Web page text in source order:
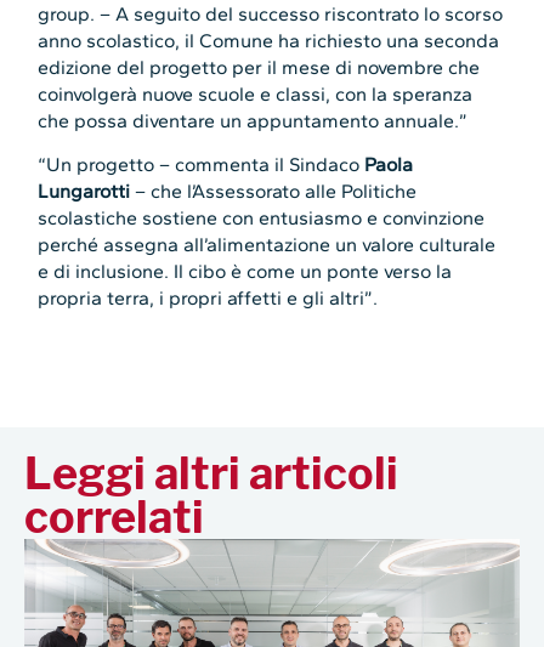
group. – A seguito del successo riscontrato lo scorso
anno scolastico, il Comune ha richiesto una seconda
edizione del progetto per il mese di novembre che
coinvolgerà nuove scuole e classi, con la speranza
che possa diventare un appuntamento annuale.”
“Un progetto – commenta il Sindaco Paola
Lungarotti – che l’Assessorato alle Politiche
scolastiche sostiene con entusiasmo e convinzione
perché assegna all’alimentazione un valore culturale
e di inclusione. Il cibo è come un ponte verso la
propria terra, i propri affetti e gli altri”.
Leggi altri articoli
correlati